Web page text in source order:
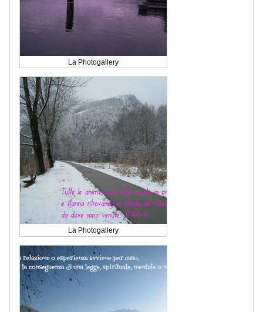
La Photogallery
La Photogallery